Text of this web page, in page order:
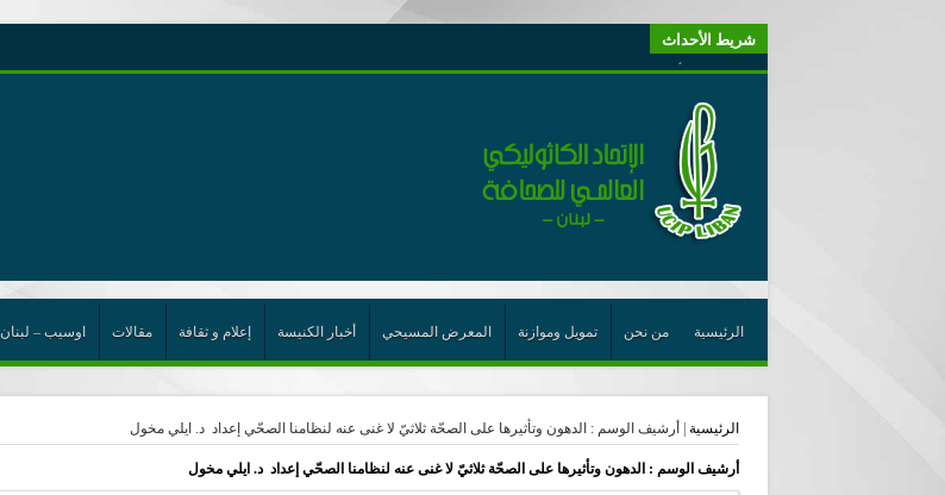
شريط الأحداث
“لبنانيون من أجل الكيان” (اتحاد اورا) : طرح رئيس الجمهورية حول اللامركزية الموسعة شرط واجب للخروج من حالة الجمود
“الوحدة في التعدّد: إعادة بناء الديمقراطيّة التوافقيّة في لبنان”
يتبع في معنى الأعجوبة
ترشيح أسعد جوان لجائزة نوبل يعزّز تثبيت
احتفالات عيد القديس شربل تتواصل في بقاعكفرا…
الأعجوبة في المسيحيّة: معنًى وحدًّا
من يختصر الله يجعل الدين خطرًا
أيّ عيش مشترك نريد؟
الرئيسية من نحن تمويل وموازنة المعرض المسيحي أخبار الكنيسة إعلام و ثقافة مقالات اوسيب – لبنان
الرئيسية أرشيف الوسم : الدهون وتأثيرها على الصحّة ثلاثيّ لا غنى عنه لنظامنا الصحّي إعداد د. ايلي مخول
أرشيف الوسم : الدهون وتأثيرها على الصحّة ثلاثيّ لا غنى عنه لنظامنا الصحّي إعداد د. ايلي مخول